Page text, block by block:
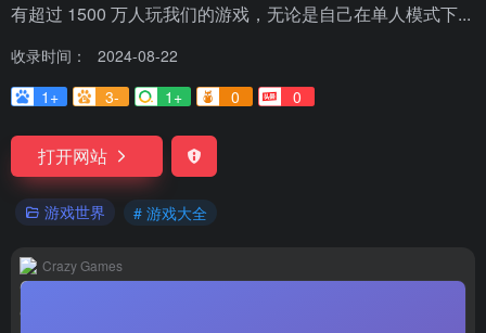
有超过 1500 万人玩我们的游戏，无论是自己在单人模式下...
收录时间：
2024-08-22
1+
3- 1+ 0 0
打开网站
游戏世界 # 游戏大全
Crazy Games